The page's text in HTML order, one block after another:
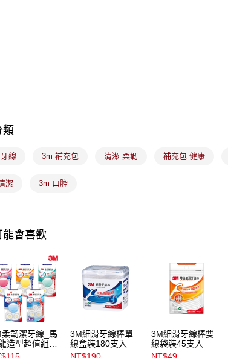
類
線 3m 補充包 清潔 柔韌 補充包 健康
潔 3m 口腔
能會喜歡
韌潔牙線_馬
造型超值組_
3M細滑牙線棒單
線盒裝180支入
3M細滑牙線棒雙
線袋裝45支入